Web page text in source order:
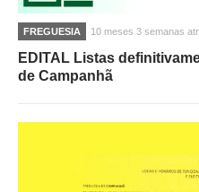
FREGUESIA 10 meses 3 semanas
EDITAL Listas
de Campanhã